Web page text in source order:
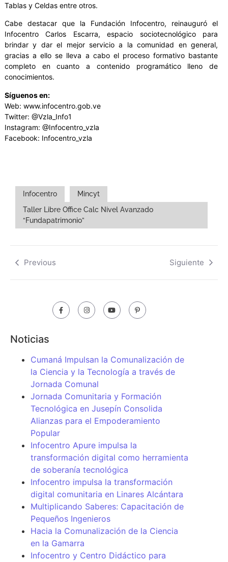
Tablas y Celdas entre otros.
Cabe destacar que la Fundación Infocentro, reinauguró el
Infocentro Carlos Escarra, espacio sociotecnológico para
brindar y dar el mejor servicio a la comunidad en general,
gracias a ello se lleva a cabo el proceso formativo bastante
completo en cuanto a contenido programático lleno de
conocimientos.
Síguenos en:
Web: www.infocentro.gob.ve
Twitter: @Vzla_Info1
Instagram: @Infocentro_vzla
Facebook: Infocentro_vzla
Infocentro
Mincyt
Taller Libre Office Calc Nivel Avanzado
“Fundapatrimonio”
Previous Siguiente
Noticias
Cumaná Impulsan la Comunalización de
la Ciencia y la Tecnología a través de
Jornada Comunal
Jornada Comunitaria y Formación
Tecnológica en Jusepín Consolida
Alianzas para el Empoderamiento
Popular
Infocentro Apure impulsa la
transformación digital como herramienta
de soberanía tecnológica
Infocentro impulsa la transformación
digital comunitaria en Linares Alcántara
Multiplicando Saberes: Capacitación de
Pequeños Ingenieros
Hacia la Comunalización de la Ciencia
en la Gamarra
Infocentro y Centro Didáctico para